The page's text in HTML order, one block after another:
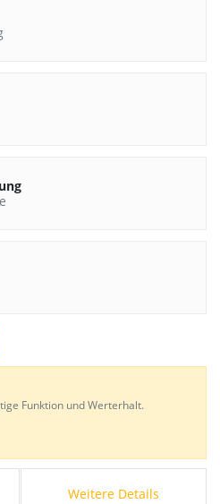
Weitere Details
Funktion und Werterhalt.